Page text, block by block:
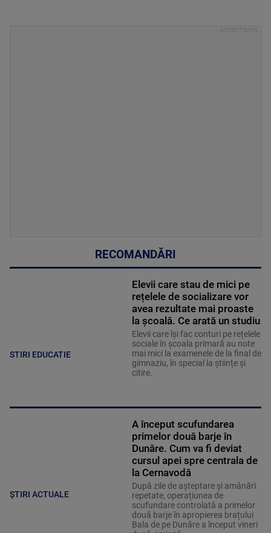
RECOMANDĂRI
STIRI EDUCATIE
Elevii care stau de mici pe
rețelele de socializare vor
avea rezultate mai proaste
la școală. Ce arată un studiu
Elevii care îşi fac conturi pe rețelele
sociale în școala primară au note
mai mici la examenele de la final de
gimnaziu, în special la științe și
citire.
ȘTIRI ACTUALE
A început scufundarea
primelor două barje în
Dunăre. Cum va fi deviat
cursul apei spre centrala de
la Cernavodă
După zile de așteptare și amânări
repetate, operațiunea de
scufundare controlată a primelor
două barje în apropierea brațului
Bala de pe Dunăre a început vineri